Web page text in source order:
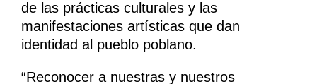
de las prácticas culturales y las
manifestaciones artísticas que dan
identidad al pueblo poblano.
“Reconocer a nuestras y nuestros